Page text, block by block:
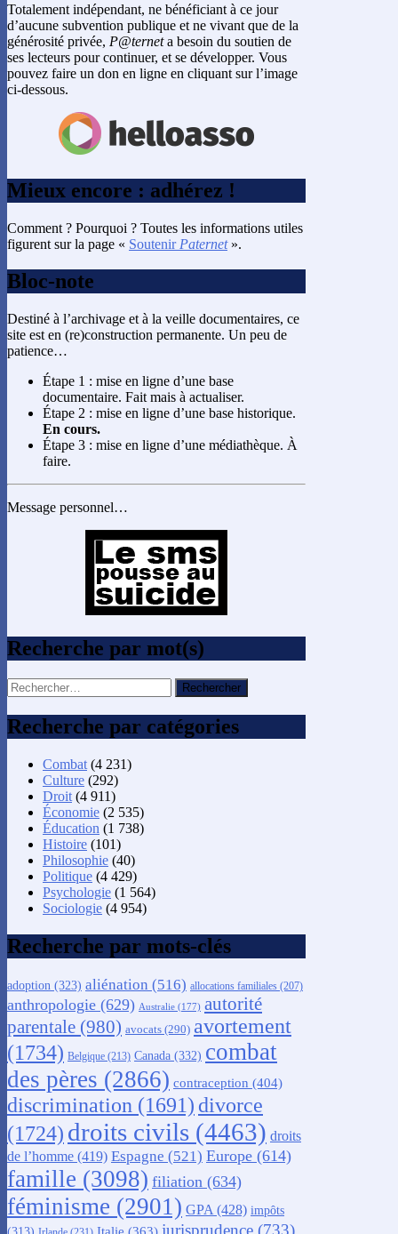
Totalement indépendant, ne bénéficiant à ce jour
d’aucune subvention publique et ne vivant que de la
générosité privée, P@terneta besoin du soutien de
ses lecteurs pour continuer, et se développer. Vous
pouvez faire un don en ligne en cliquant sur l’image
ci-dessous.
Mieux encore : adhérez !
Comment ? Pourquoi ? Toutes les informations utiles
figurent sur la page « Soutenir Paternet».
Bloc-note
Destiné à l’archivage et à la veille documentaires, ce
site est en (re)construction permanente. Un peu de
patience…
Étape 1 : mise en ligne d’une base
documentaire. Fait mais à actualiser.
Étape 2 : mise en ligne d’une base historique.
En cours.
Étape 3 : mise en ligne d’une médiathèque. À
faire.
Message personnel…
Recherche par mot(s)
Rechercher :
Recherche par catégories
Combat (4 231)
Culture (292)
Droit (4 911)
Économie (2 535)
Éducation (1 738)
Histoire (101)
Philosophie (40)
Politique (4 429)
Psychologie (1 564)
Sociologie (4 954)
Recherche par mots-clés
adoption (323) aliénation (516) allocations familiales (207)
anthropologie (629) Australie (177) autorité
parentale (980) avocats (290) avortement
(1734) Belgique (213) Canada (332) combat
des pères (2866) contraception (404)
discrimination (1691) divorce
(1724) droits civils (4463) droits
de l’homme (419) Espagne (521) Europe (614)
famille (3098) filiation (634)
féminisme (2901) GPA (428) impôts
jurisprudence (733)